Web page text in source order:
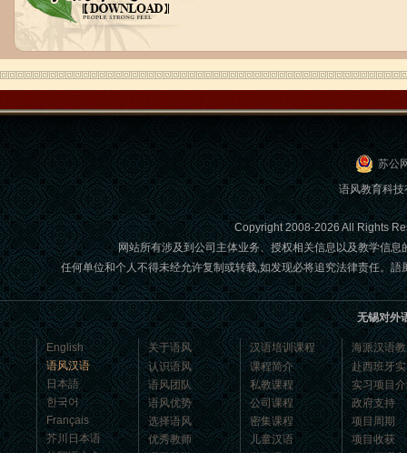
语风汉语学生Brad
我叫Brad,我是澳大利亚人，我在语风
汉语学校学习汉语。我现在可以独立和
我的中国朋友说很流利的汉语。谢谢语
语风汉语学生Jennifer
我叫Jennifer，我非常喜欢在语风汉语无
锡校学习汉语，这是一个非常好的学习
汉语和交朋友的好地方。 ...
苏公
语风教育科
Copyright 2008-2026 All Rights
网站所有涉及到公司主体业务、授权相关信息以及教学信
任何单位和个人不得未经允许复制或转载,如发现必将追究法律责任。
无锡对外
English
语风汉语
日本語
한국어
Français
芥川日本语
关于语风
认识语风
语风团队
语风优势
选择语风
优秀教师
汉语培训课程
课程简介
私教课程
公司课程
密集课程
儿童汉语
海派汉语
赴西班牙
实习项目
政府支持
项目周期
项目收获